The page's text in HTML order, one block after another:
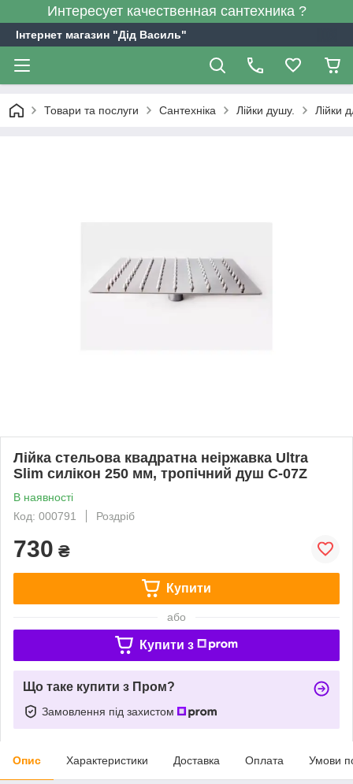
Интересует качественная сантехника ?
Інтернет магазин "Дід Василь"
Товари та послуги Сантехніка Лійки душу. Лійки
Лійка стельова квадратна неіржавка Ultra
Slim силікон 250 мм, тропічний душ С-07Z
В наявності
Код: 000791
Роздріб
730 ₴
Купити
або
Купити з
Що таке купити з Пром?
Замовлення під захистом
Опис Характеристики Доставка Оплата Умови